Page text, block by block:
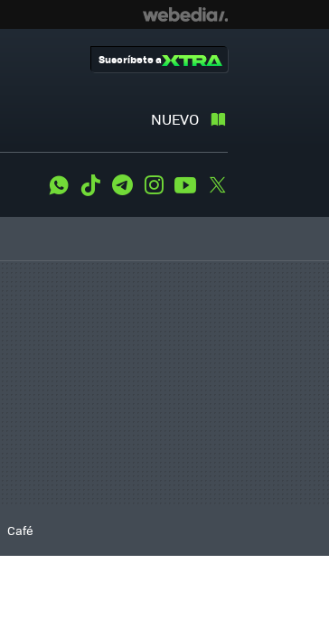
NUEVO
Suscríbete a
WhatsApp
Tiktok TelegramInstagramYoutube
Café